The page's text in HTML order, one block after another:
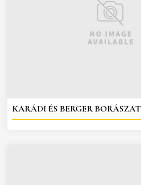
KARÁDI ÉS BERGER BORÁSZAT